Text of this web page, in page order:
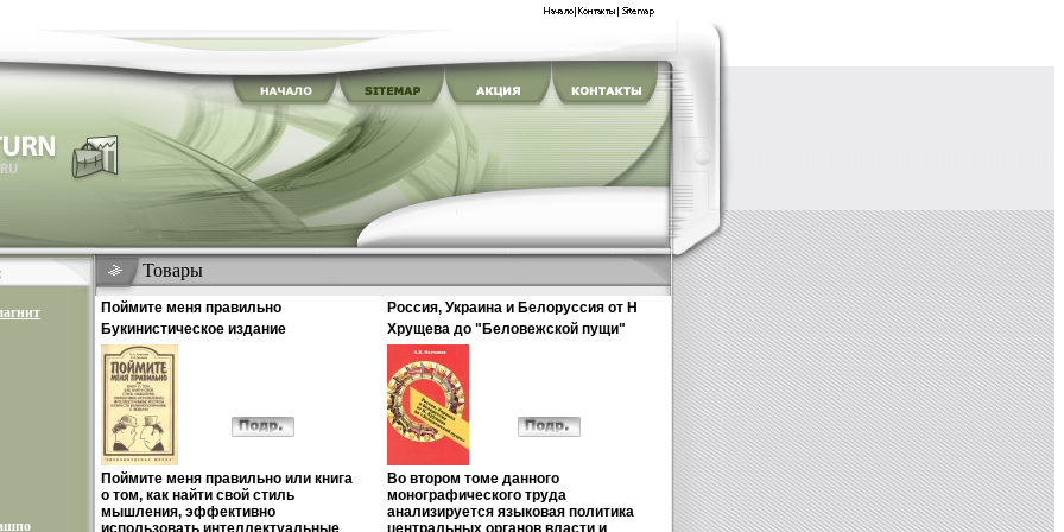
Товары
Поймите меня правильно
Букинистическое издание
Сохранность: Хорошая
Издательство: Экономическая
школа, 1993 г Мягкая обложка, 352
стр ISBN 5-900428-06-0 Тираж: 50000
экз Формат: 84x104/32 (~220x240
мм) инфо 5895u.
Поймите меня правильно или книга
о том, как найти свой стиль
мышления, эффективно
использовать интеллектуальные
Россия, Украина и Белоруссия от Н
Хрущева до "Беловежской пущи"
Том 2 восточно-славянского региона
Автор Александр Молчанов инфо
6447u.
Во втором томе данного
монографического труда
анализируется языковая политика
центральных органов власти и